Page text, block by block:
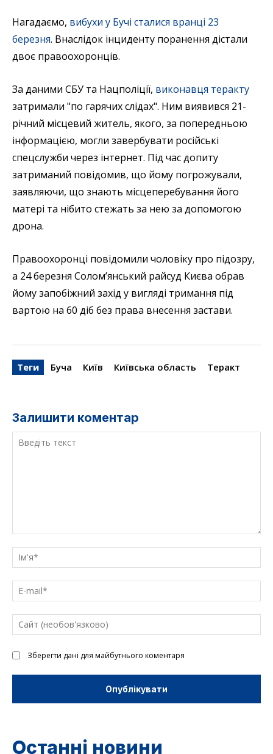
Нагадаємо, вибухи у Бучі сталися вранці 23
березня. Внаслідок інциденту поранення дістали
двоє правоохоронців.
За даними СБУ та Нацполіції, виконавця теракту
затримали "по гарячих слідах". Ним виявився 21-
річний місцевий житель, якого, за попередньою
інформацією, могли завербувати російські
спецслужби через інтернет. Під час допиту
затриманий повідомив, що йому погрожували,
заявляючи, що знають місцеперебування його
матері та нібито стежать за нею за допомогою
дрона.
Правоохоронці повідомили чоловіку про підозру,
а 24 березня Солом’янський райсуд Києва обрав
йому запобіжний захід у вигляді тримання під
вартою на 60 діб без права внесення застави.
Теги Буча Київ Київська область Теракт
Залишити коментар
текст
Зберегти дані для майбутнього коментаря
Останні новини